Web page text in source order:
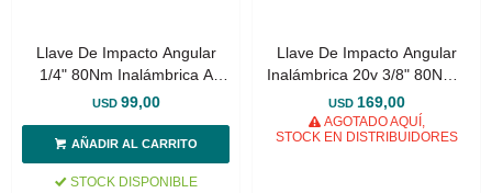
Llave De Impacto Angular
1/4" 80Nm Inalámbrica A
Batería 20v
USD 99,00
STOCK DISPONIBLE
Llave De Impacto Angular
Inalámbrica 20v 3/8" 80Nm -
Doble Batería + Maletín
USD 169,00
AGOTADO AQUÍ,
STOCK EN DISTRIBUIDORES